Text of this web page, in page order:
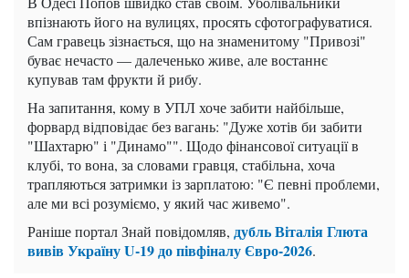
впізнають його на вулицях, просять сфотографуватися.
Сам гравець зізнається, що на знаменитому "Привозі"
буває нечасто — далеченько живе, але востаннє
купував там фрукти й рибу.
На запитання, кому в УПЛ хоче забити найбільше,
форвард відповідає без вагань: "Дуже хотів би забити
"Шахтарю" і "Динамо"". Щодо фінансової ситуації в
клубі, то вона, за словами гравця, стабільна, хоча
трапляються затримки із зарплатою: "Є певні проблеми,
але ми всі розуміємо, у який час живемо".
Раніше портал Знай повідомляв, дубль Віталія Глюта
вивів Україну U-19 до півфіналу Євро-2026.